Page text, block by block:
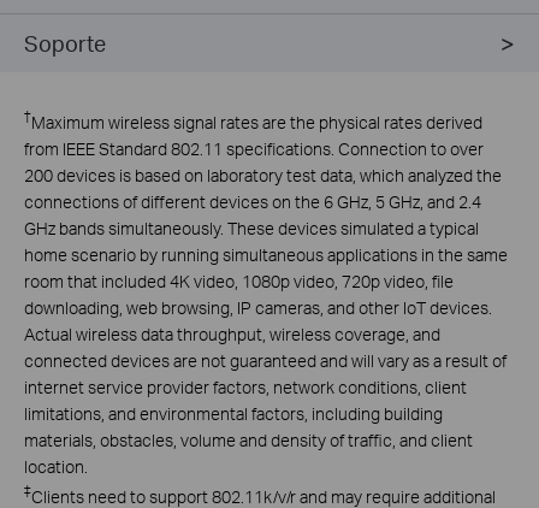
Soporte
†Maximum wireless signal rates are the physical rates derived
from IEEE Standard 802.11 specifications. Connection to over
200 devices is based on laboratory test data, which analyzed the
connections of different devices on the 6 GHz, 5 GHz, and 2.4
GHz bands simultaneously. These devices simulated a typical
home scenario by running simultaneous applications in the same
room that included 4K video, 1080p video, 720p video, file
downloading, web browsing, IP cameras, and other IoT devices.
Actual wireless data throughput, wireless coverage, and
connected devices are not guaranteed and will vary as a result of
internet service provider factors, network conditions, client
limitations, and environmental factors, including building
materials, obstacles, volume and density of traffic, and client
location.
‡Clients need to support 802.11k/v/r and may require additional